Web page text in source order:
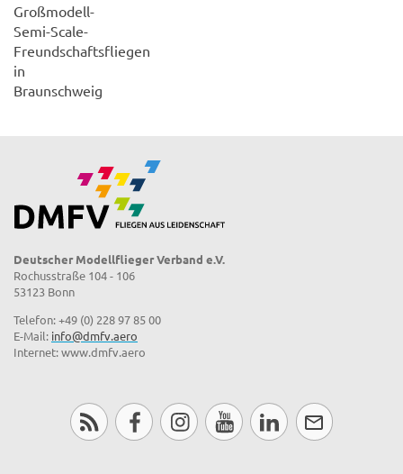
Großmodell-
Semi-Scale-
Freundschaftsfliegen
in
Braunschweig
Deutscher Modellflieger Verband e.V.
Rochusstraße 104 - 106
53123 Bonn
Telefon: +49 (0) 228 97 85 00
E-Mail: info@dmfv.aero
Internet: www.dmfv.aero